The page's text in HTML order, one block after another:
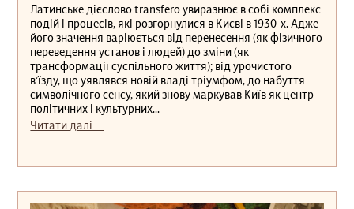
Латинське дієслово transfero увиразнює в собі комплекс
подій і процесів, які розгорнулися в Києві в 1930-х. Адже
його значення варіюється від перенесення (як фізичного
переведення установ і людей) до зміни (як
трансформації суспільного життя); від урочистого
в’їзду, що уявлявся новій владі тріумфом, до набуття
символічного сенсу, який знову маркував Київ як центр
політичних і культурних...
Читати далі…